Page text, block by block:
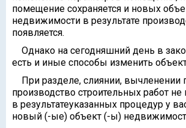
помещение сохраняется и новых
недвижимости в результате
появляется.
Однако на сегодняшний день в
есть и иные способы изменить
При разделе, слиянии, вычленении
производство строительных работ не
в результатеуказанных процедур у
новый (-ые) объект (-ы)